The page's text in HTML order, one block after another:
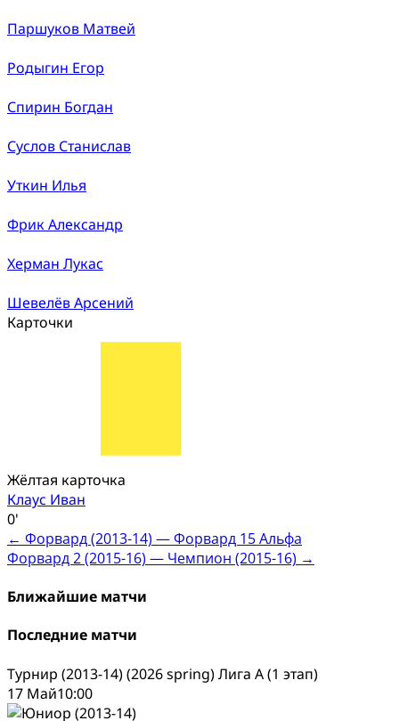
Паршуков Матвей
Родыгин Егор
Спирин Богдан
Суслов Станислав
Уткин Илья
Фрик Александр
Херман Лукас
Шевелёв Арсений
Карточки
Жёлтая карточка
Клаус Иван
0'
Post
navigation
← Форвард (2013-14) — Форвард 15 Альфа
Форвард 2 (2015-16) — Чемпион (2015-16) →
Ближайшие матчи
Последние матчи
Турнир (2013-14) (2026 spring) Лига А (1 этап)
17 Май10:00